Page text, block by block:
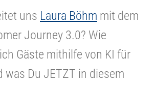
uns Laura Böhm mit dem
Journey 3.0? Wie
Gäste mithilfe von KI für
was Du JETZT in diesem